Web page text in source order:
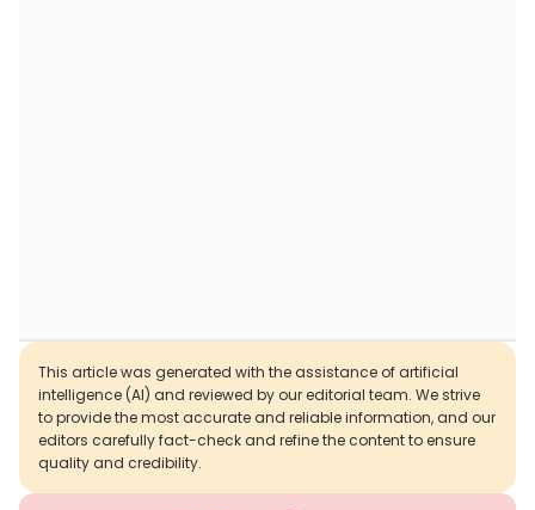
This article was generated with the assistance of artificial
intelligence (AI) and reviewed by our editorial team. We strive
to provide the most accurate and reliable information, and our
editors carefully fact-check and refine the content to ensure
quality and credibility.